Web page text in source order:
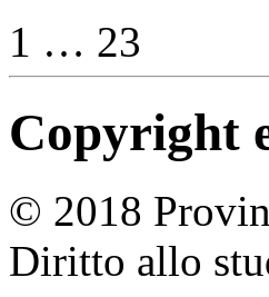
1 … 23
Copyright
© 2018
Diritto allo